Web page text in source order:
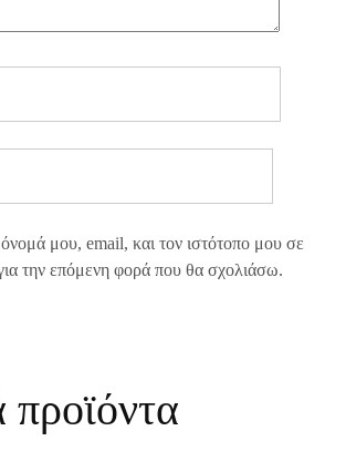
μου, email, και τον ιστότοπο μου σε
την επόμενη φορά που θα σχολιάσω.
προϊόντα